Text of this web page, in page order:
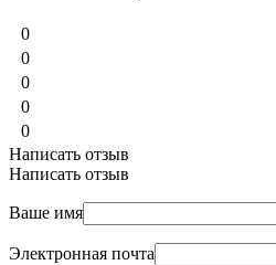
0
0
0
0
0
Написать отзыв
Написать отзыв
Ваше имя
Электронная почта